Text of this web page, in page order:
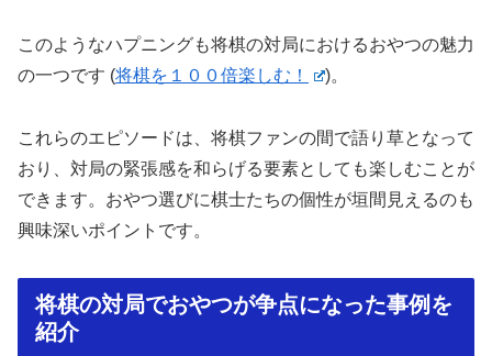
このようなハプニングも将棋の対局におけるおやつの魅力
の一つです​ (将棋を１００倍楽しむ！ )​。
これらのエピソードは、将棋ファンの間で語り草となって
おり、対局の緊張感を和らげる要素としても楽しむことが
できます。おやつ選びに棋士たちの個性が垣間見えるのも
興味深いポイントです。
将棋の対局でおやつが争点になった事例を
紹介